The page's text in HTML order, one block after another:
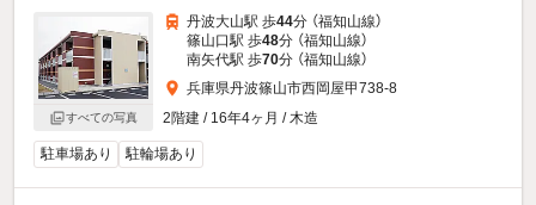
すべての写真
丹波大山駅 歩44分 （福知山線）
篠山口駅 歩48分 （福知山線）
南矢代駅 歩70分 （福知山線）
兵庫県丹波篠山市西岡屋甲738-8
2階建 / 16年4ヶ月 / 木造
駐車場あり 駐輪場あり